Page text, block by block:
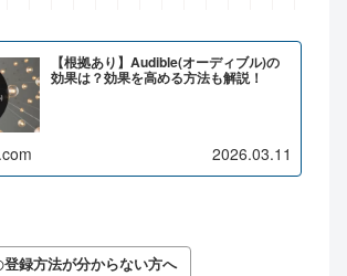
【根拠あり】Audible(オーディブル)の
効果は？効果を高める方法も解説！
2026.03.11
登録方法が分からない方へ